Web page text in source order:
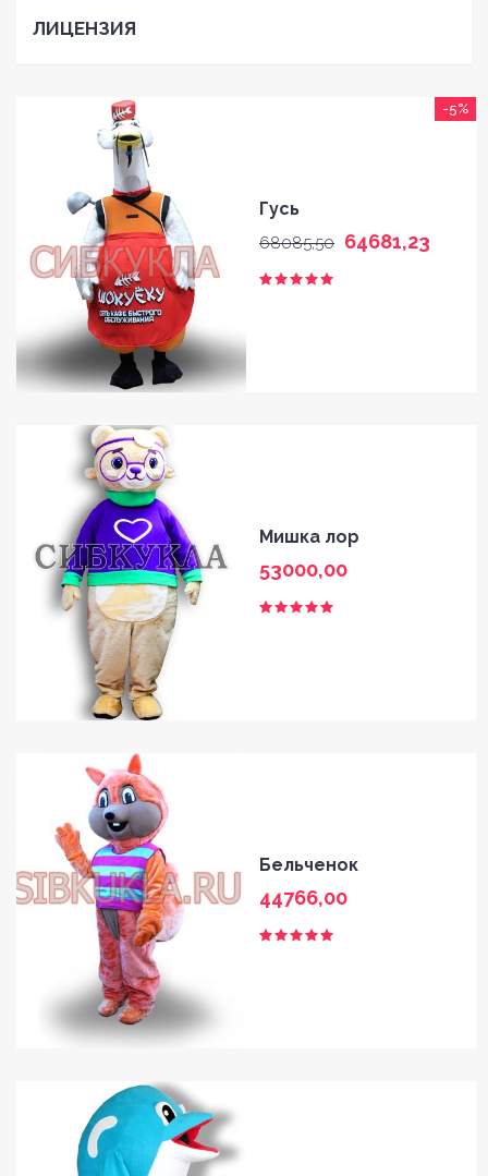
ЛИЦЕНЗИЯ
-5%
Гусь
68085,50 64681,23
Мишка лор
53000,00
Бельченок
44766,00